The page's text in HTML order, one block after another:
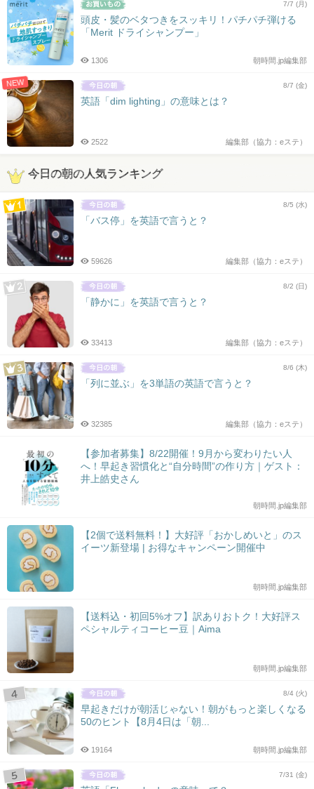
7/7 (月)
頭皮・髪のベタつきをスッキリ！パチパチ弾ける
「Merit ドライシャンプー」
朝時間.jp編集部
1306
NEW 8/7 (金)
英語「dim lighting」の意味とは？
編集部（協力：eステ）
2522
今日の朝の人気ランキング
8/5 (水)
「バス停」を英語で言うと？
編集部（協力：eステ）
59626
8/2 (日)
「静かに」を英語で言うと？
編集部（協力：eステ）
33413
8/6 (木)
「列に並ぶ」を3単語の英語で言うと？
編集部（協力：eステ）
32385
【参加者募集】8/22開催！9月から変わりたい人
へ！早起き習慣化と“自分時間”の作り方｜ゲスト：
井上皓史さん
朝時間.jp編集部
【2個で送料無料！】大好評「おかしめいと」のス
イーツ新登場 | お得なキャンペーン開催中
朝時間.jp編集部
【送料込・初回5%オフ】訳ありおトク！大好評ス
ペシャルティコーヒー豆｜Aima
朝時間.jp編集部
8/4 (火)
早起きだけが朝活じゃない！朝がもっと楽しくなる
50のヒント【8月4日は「朝...
朝時間.jp編集部
19164
7/31 (金)